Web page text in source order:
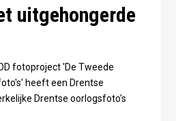
uitgehongerde
fotoproject 'De Tweede
heeft een Drentse
Drentse oorlogsfoto's